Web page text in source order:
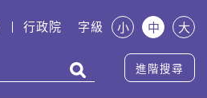
行政院 字級 小 中 大
進階搜尋